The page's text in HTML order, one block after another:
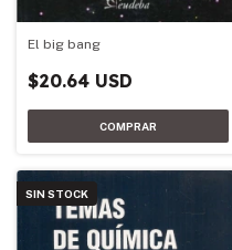
El big bang
$20.64 USD
SIN STOCK